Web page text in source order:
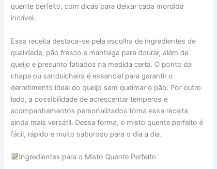
quente perfeito, com dicas para deixar cada mordida
incrível.
Essa receita destaca-se pela escolha de ingredientes de
qualidade, pão fresco e manteiga para dourar, além de
queijo e presunto fatiados na medida certa. O ponto da
chapa ou sanduicheira é essencial para garantir o
derretimento ideal do queijo sem queimar o pão. Por outro
lado, a possibilidade de acrescentar temperos e
acompanhamentos personalizados torna essa receita
ainda mais versátil. Dessa forma, o misto quente perfeito é
fácil, rápido e muito saboroso para o dia a dia.
Ingredientes para o Misto Quente Perfeito